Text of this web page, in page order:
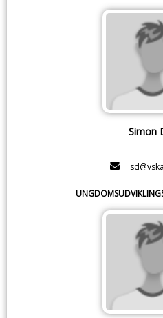
Simon